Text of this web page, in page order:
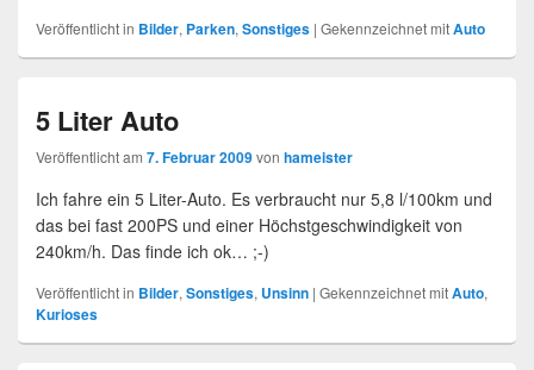
Veröffentlicht in Bilder, Parken, Sonstiges | Gekennzeichnet mitAuto
5 Liter Auto
Veröffentlicht am 7. Februar 2009von hameister
Ich fahre ein 5 Liter-Auto. Es verbraucht nur 5,8 l/100km und
das bei fast 200PS und einer Höchstgeschwindigkeit von
240km/h. Das finde ich ok… ;-)
Veröffentlicht in Bilder, Sonstiges, Unsinn | Gekennzeichnet mitAuto,
Kurioses